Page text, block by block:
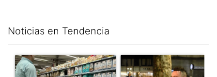
Noticias en Tendencia
Un artículo de tendencia con el título "Inflación y dólar: cuáles
Un artículo de tendencia con